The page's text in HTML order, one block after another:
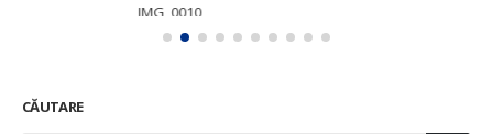
IMG_0010
Citește mai mult